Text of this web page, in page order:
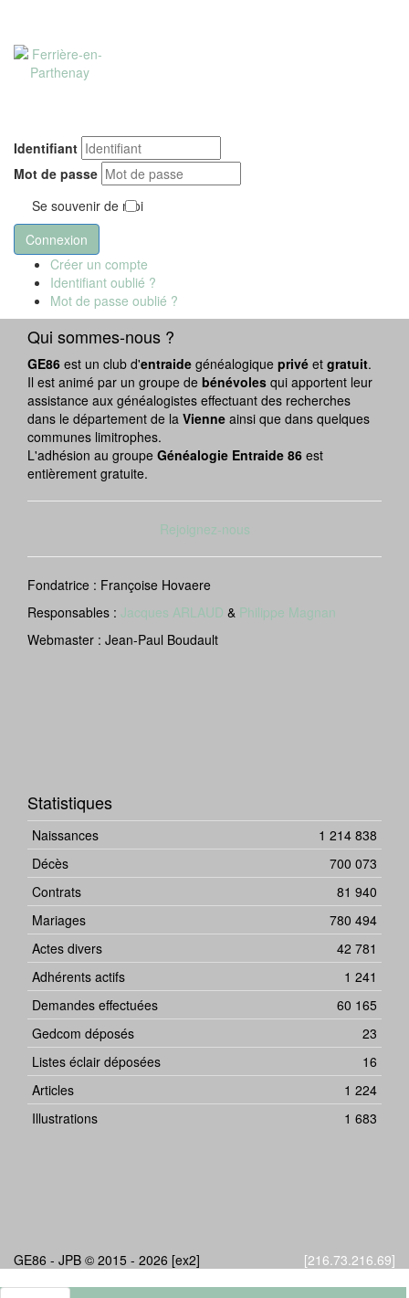
Identifiant
Mot de passe
Se souvenir de moi
Connexion
Créer un compte
Identifiant oublié ?
Mot de passe oublié ?
Qui sommes-nous ?
GE86 est un club d'entraide généalogique privé et gratuit.
Il est animé par un groupe de bénévoles qui apportent leur
assistance aux généalogistes effectuant des recherches
dans le département de la Vienne ainsi que dans quelques
communes limitrophes.
L'adhésion au groupe Généalogie Entraide 86 est
entièrement gratuite.
Rejoignez-nous
Fondatrice : Françoise Hovaere
Responsables : Jacques ARLAUD & Philippe Magnan
Webmaster : Jean-Paul Boudault
Statistiques
Naissances
1 214 838
Décès
700 073
Contrats
81 940
Mariages
780 494
Actes divers
42 781
Adhérents actifs
1 241
Demandes effectuées
60 165
Gedcom déposés
23
Listes éclair déposées
16
Articles
1 224
Illustrations
1 683
GE86 - JPB © 2015 - 2026 [ex2] [216.73.216.69]